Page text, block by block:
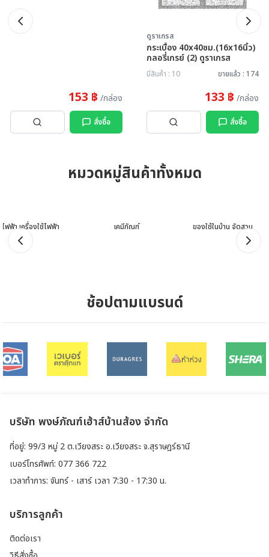
153 ฿ /กล่อง
สั่งซื้อ
ดูราเกรส
กระเบื้อง 40x40ซม.(16x16นิ้ว)
กลอรี่เกรย์ (2) ดูราเกรส
มีสินค้า : 10 ขายแล้ว : 174
133 ฿ /กล่อง
สั่งซื้อ
หมวดหมู่สินค้าทั้งหมด
ไฟฟ้า เครื่องใช้ไฟฟ้า
ของใช้ในบ้าน จัดสวน
ช้อปตามแบรนด์
บริษัท พงษ์ภัณฑ์เฮ้าส์บ้านส้อง จำกัด
ที่อยู่: 99/3 หมู่ 2 ต.เวียงสระ อ.เวียงสระ จ.สุราษฎร์ธานี
เบอร์โทรศัพท์: 077 366 722
เวลาทำการ: จันทร์ - เสาร์ เวลา 7:30 - 17:30 น.
บริการลูกค้า
ติดต่อเรา